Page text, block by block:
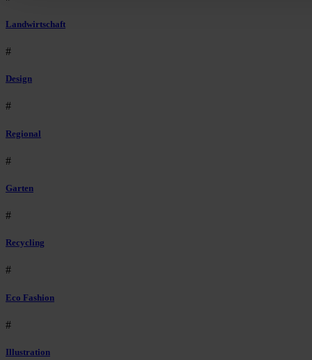
Landwirtschaft
#
Design
#
Regional
#
Garten
#
Recycling
#
Eco Fashion
#
Illustration